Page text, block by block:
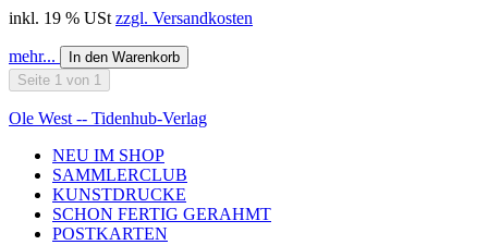
inkl. 19 % USt zzgl. Versandkosten
mehr...
In den Warenkorb
Seite 1 von 1
Ole West -- Tidenhub-Verlag
NEU IM SHOP
SAMMLERCLUB
KUNSTDRUCKE
SCHON FERTIG GERAHMT
POSTKARTEN